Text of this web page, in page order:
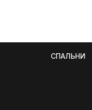
СПАЛЬНИ